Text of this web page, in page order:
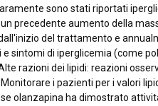
sono stati riportati
precedente aumento della
del trattamento e
di iperglicemia (come
razioni dei lipidi: reazioni
i pazienti per i valori
olanzapina ha dimostrato